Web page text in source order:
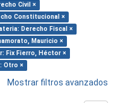
Civil ×
Constitucional ×
Derecho Fiscal ×
Mauricio ×
Fix Fierro, Héctor ×
Otro ×
Mostrar filtros avanzados